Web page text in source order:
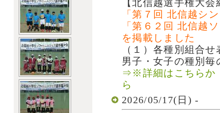
【北信越選手権大
「第７回 北信越シ
「第６２回 北信越
を掲載しました
（１）各種別組合
男子・女子の種別
⇒※詳細はこちらか
ら
2026/05/17(日) -